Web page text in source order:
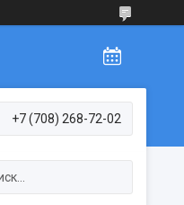
+7 (708) 268-72-02